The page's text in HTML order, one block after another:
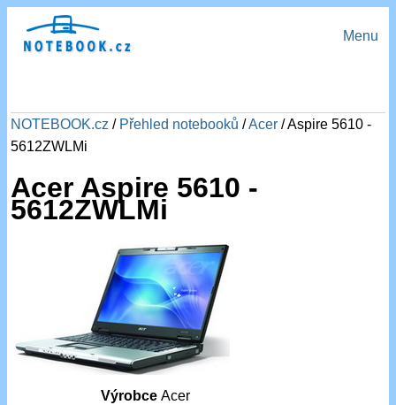
Menu
NOTEBOOK.cz / Přehled notebooků /Acer / Aspire 5610 -
5612ZWLMi
Acer Aspire 5610 -
5612ZWLMi
Výrobce Acer